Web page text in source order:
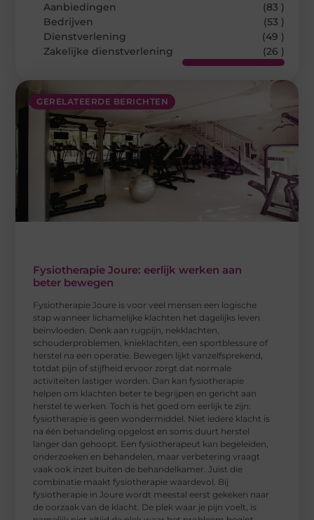
GERELATEERDE BERICHTEN
Fysiotherapie Joure: eerlijk werken aan
beter bewegen
Fysiotherapie Joure is voor veel mensen een logische
stap wanneer lichamelijke klachten het dagelijks leven
beïnvloeden. Denk aan rugpijn, nekklachten,
schouderproblemen, knieklachten, een sportblessure of
herstel na een operatie. Bewegen lijkt vanzelfsprekend,
totdat pijn of stijfheid ervoor zorgt dat normale
activiteiten lastiger worden. Dan kan fysiotherapie
helpen om klachten beter te begrijpen en gericht aan
herstel te werken. Toch is het goed om eerlijk te zijn:
fysiotherapie is geen wondermiddel. Niet iedere klacht is
na één behandeling opgelost en soms duurt herstel
langer dan gehoopt. Een fysiotherapeut kan begeleiden,
onderzoeken en behandelen, maar verbetering vraagt
vaak ook inzet buiten de behandelkamer. Juist die
combinatie maakt fysiotherapie waardevol. Bij
fysiotherapie in Joure wordt meestal eerst gekeken naar
de oorzaak van de klacht. De plek waar je pijn voelt, is
Aanbiedingen
(83 )
Bedrijven
(53 )
Dienstverlening
(49 )
Zakelijke dienstverlening
(26 )